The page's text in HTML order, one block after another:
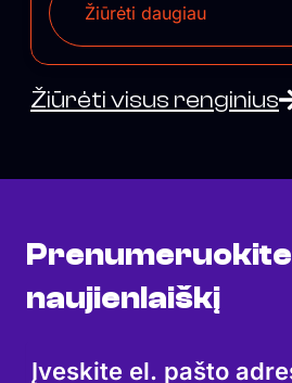
Žiūrėti daugiau
Žiūrėti visus renginius
Prenumeruokite
naujienlaiškį